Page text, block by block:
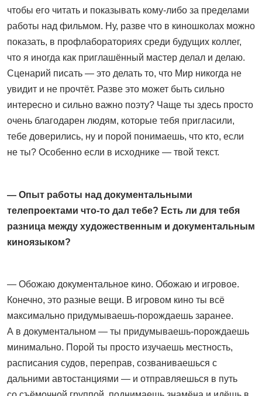
чтобы его читать и показывать кому-либо за пределами
работы над фильмом. Ну, разве что в кино­школах можно
показать, в профлабораториях среди будущих коллег,
что я иногда как приглашённый мастер делал и делаю.
Сценарий писать — это делать то, что Мир никогда не
увидит и не прочтёт. Разве это может быть сильно
интересно и сильно важно поэту? Чаще ты здесь просто
очень благодарен людям, которые тебя пригласили,
тебе доверились, ну и порой понимаешь, что кто, если
не ты? Особенно если в исходнике — твой текст.
— Опыт работы над документальными
телепроектами что-то дал тебе? Есть ли для тебя
разница между художественным и документальным
киноязыком?
— Обожаю документальное кино. Обожаю и игровое.
Конечно, это разные вещи. В игровом кино ты всё
максимально придумываешь-порождаешь заранее.
А в документальном — ты придумываешь‑порождаешь
минимально. Порой ты просто изучаешь местность,
расписания судов, переправ, созваниваешься с
дальними автостанциями — и отправляешься в путь